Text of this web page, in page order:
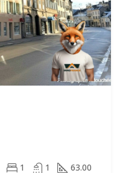
1 1 63.00